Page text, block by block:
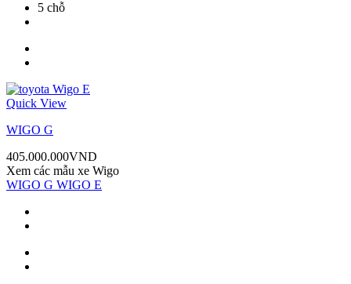
5 chỗ
Quick View
WIGO G
405.000.000VND
Xem các mẫu xe Wigo
WIGO G WIGO E